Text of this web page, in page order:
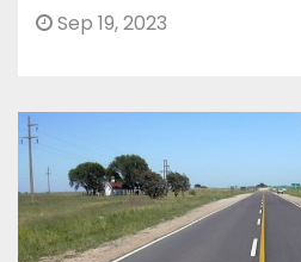
Sep 19, 2023